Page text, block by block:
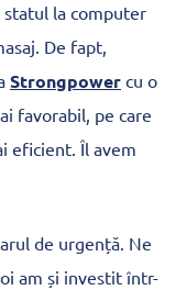
la computer
De fapt,
Strongpower cu o
favorabil, pe care
eficient. Îl avem
de urgență. Ne
am și investit într-